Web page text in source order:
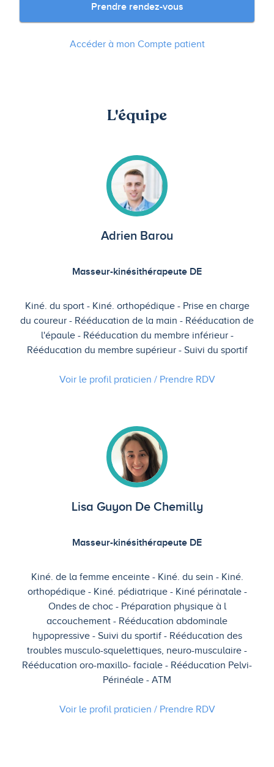
Prendre rendez-vous
Accéder à mon Compte patient
L'équipe
Adrien Barou
Masseur-kinésithérapeute DE
Kiné. du sport Kiné. orthopédique
Prise en charge
du coureur
Rééducation de la main
Rééducation de
l'épaule
Rééducation du membre inférieur
Rééducation du membre supérieur
Suivi du sportif
Voir le profil praticien / Prendre RDV
Lisa Guyon De Chemilly
Masseur-kinésithérapeute DE
Kiné. de la femme enceinte Kiné. du sein
Kiné.
orthopédique
Kiné. pédiatrique
Kiné périnatale
Ondes de choc
Préparation physique à l
accouchement
Rééducation abdominale
hypopressive
Suivi du sportif
Rééducation des
troubles musculo-squelettiques, neuro-musculaire
Rééducation oro-maxillo- faciale
Rééducation Pelvi-
Périnéale
ATM
Voir le profil praticien / Prendre RDV